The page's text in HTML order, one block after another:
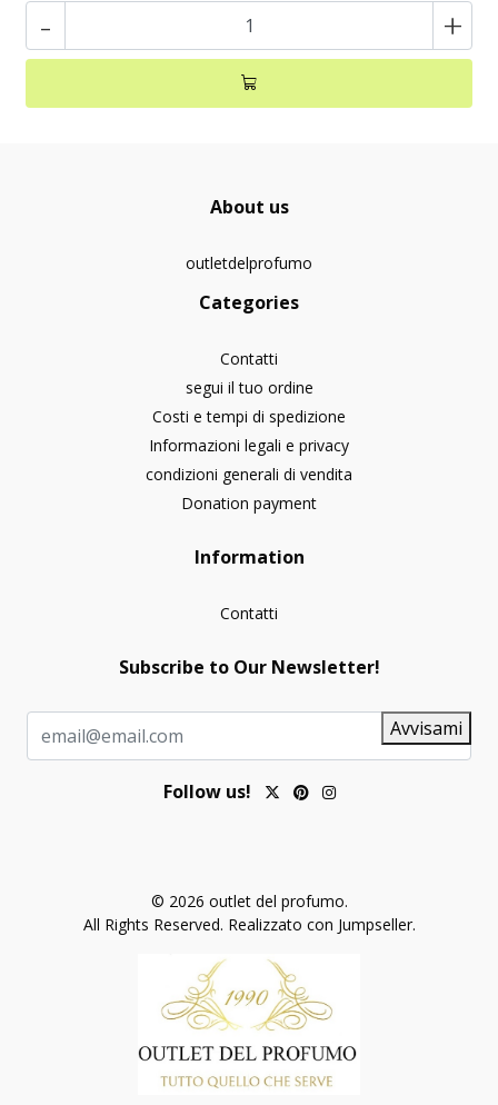
- +
About us
outletdelprofumo
Categories
Contatti
segui il tuo ordine
Costi e tempi di spedizione
Informazioni legali e privacy
condizioni generali di vendita
Donation payment
Information
Contatti
Subscribe to Our Newsletter!
Avvisami
Follow us!
© 2026 outlet del profumo.
All Rights Reserved. Realizzato con Jumpseller.